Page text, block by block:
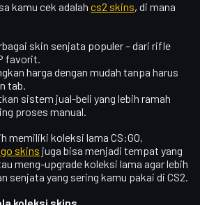
kamu cek adalah cs2 skins, di mana
skin senjata populer – dari rifle
favorit.
harga dengan mudah tanpa harus
tab.
sistem jual-beli yang lebih ramah
proses manual.
memiliki koleksi lama CS:GO,
skins juga bisa menjadi tempat yang
meng-upgrade koleksi lama agar lebih
senjata yang sering kamu pakai di CS2.